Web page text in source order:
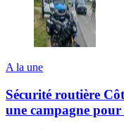
A la une
Sécurité routière
une campagne pour